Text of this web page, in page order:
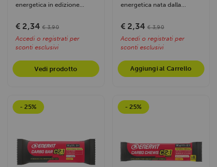
energetica in edizione
collaborazione con...
€ 2,34 € 3,90
Accedi o registrati per
sconti esclusivi
Vedi prodotto
energetica nata dalla
Max Protein e...
€ 2,34 € 3,90
Accedi o registrati per
sconti esclusivi
Aggiungi al Carrello
- 25% - 25%